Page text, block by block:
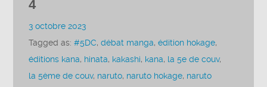
4
3 octobre 2023
Tagged as:#5DC,débat manga,édition hokage,
éditions kana, hinata, kakashi, kana, la 5e de couv,
la 5ème de couv, naruto, naruto hokage, naruto